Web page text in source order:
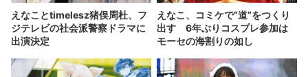
えなことtimelesz猪俣周杜、フ
ジテレビの社会派警察ドラマに
出演決定
えなこ、コミケで“道”をつくり
出す 6年ぶりコスプレ参加は
モーセの海割りの如し